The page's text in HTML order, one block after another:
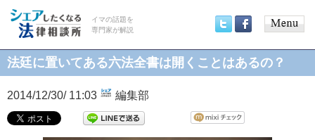
イマの話題を
専門家が解説
menu
法廷に置いてある六法全書は開くことはあるの？
2014/12/30/ 11:03 編集部